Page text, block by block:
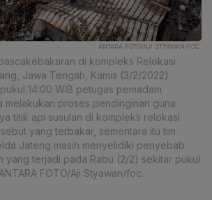
ANTARA FOTO/AJI STYAWAN/FOC.
di kompleks Relokasi
Jawa Tengah, Kamis (3/2/2022).
14:00 WIB petugas pemadam
melakukan proses pendinginan guna
titik api susulan di kompleks relokasi
yang terbakar, sementara itu tim
Jateng masih menyelidiki penyebab
yang terjadi pada Rabu (2/2) sekitar pukul
FOTO/Aji Styawan/foc.